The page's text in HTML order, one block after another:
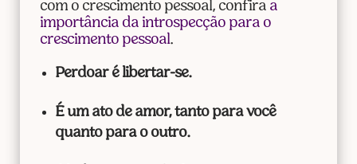
com o crescimento pessoal, confira a
importância da introspecção para o
crescimento pessoal.
Perdoar é libertar-se.
É um ato de amor, tanto para você
quanto para o outro.